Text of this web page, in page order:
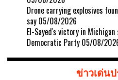
Drone carrying explosives
say 05/08/2026
El-Sayed's victory in
Democratic Party 05/08/
ข่าวเด่น